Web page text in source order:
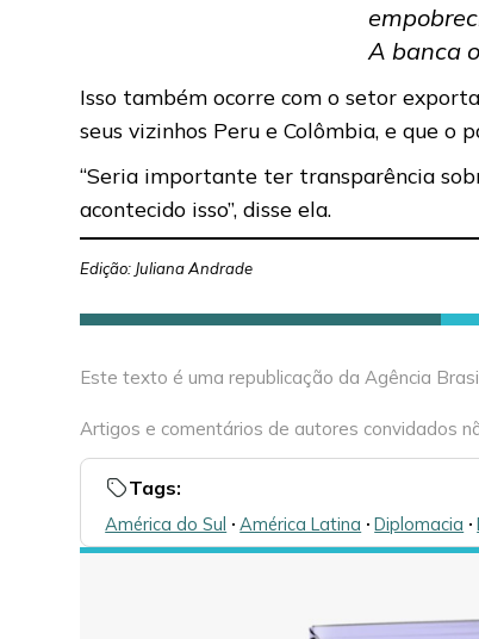
A banca
Isso também ocorre com o setor
seus vizinhos Peru e Colômbia, e que o
“Seria importante ter transparência
acontecido isso”, disse ela.
Edição: Juliana Andrade
Este texto é uma republicação da Agência
Artigos e comentários de autores convidados
Tags:
América do Sul 🞌América Latina 🞌Diplomacia 🞌